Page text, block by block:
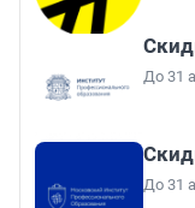
До 31
До 31